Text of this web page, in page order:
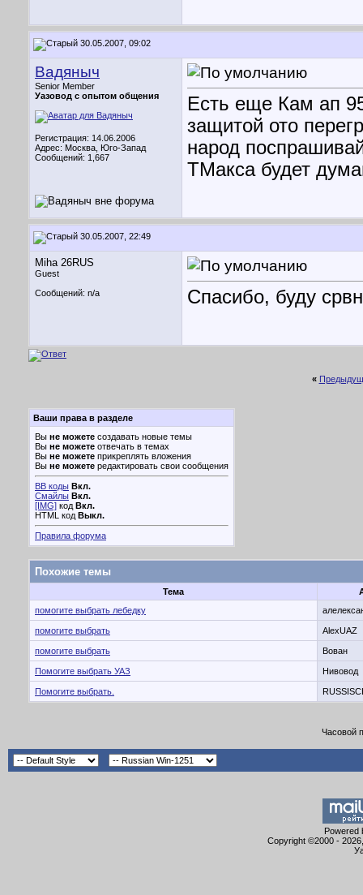
30.05.2007, 09:02
Вадяныч
Senior Member
Уазовод с опытом общения
Регистрация: 14.06.2006
Адрес: Москва, Юго-Запад
Сообщений: 1,667
Есть еще Кам ап
защитой ото
народ
ТМакса будет
30.05.2007, 22:49
Miha 26RUS
Guest
Сообщений: n/a
Спасибо, буду
«
Ваши права в разделе
Вы не можете создавать новые темы
Вы не можете отвечать в темах
Вы не можете прикреплять вложения
Вы не можете редактировать свои сообщения
BB коды Вкл.
Смайлы Вкл.
[IMG] код Вкл.
HTML код Выкл.
Правила форума
Похожие темы
Тема
помогите выбрать лебедку
помогите выбрать AlexUAZ
помогите выбрать Вован
Помогите выбрать УАЗ Нивовод
Помогите выбрать.
Часовой
Powered
Copyright ©2000 -